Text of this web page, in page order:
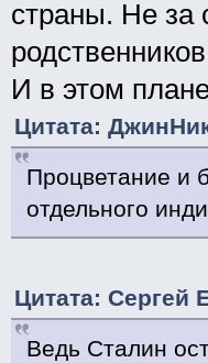
страны. Не за
И в этом
Цитата:
Процветание и
отдельного
Цитата: Сергей
Ведь Сталин